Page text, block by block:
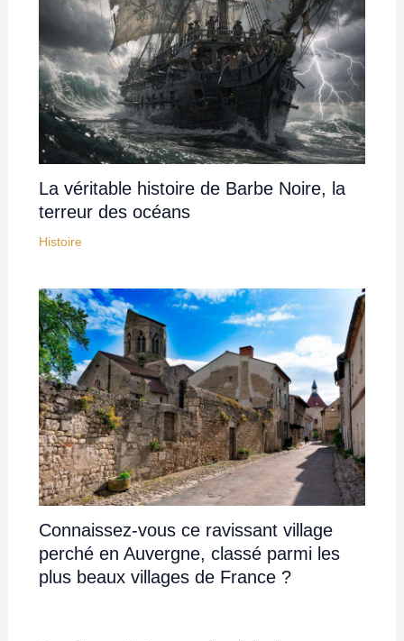
La véritable histoire de Barbe Noire, la
terreur des océans
Histoire
Connaissez-vous ce ravissant village
perché en Auvergne, classé parmi les
plus beaux villages de France ?